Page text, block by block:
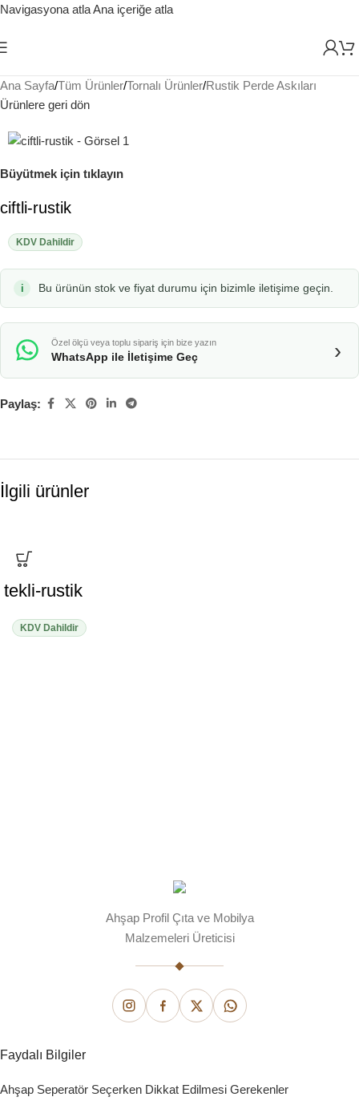
Navigasyona atlaAna içeriğe atla
Ana Sayfa/Tüm Ürünler/Tornalı Ürünler/Rustik Perde Askıları
Ürünlere geri dön
Büyütmek için tıklayın
ciftli-rustik
KDV Dahildir
Bu ürünün stok ve fiyat durumu için bizimle iletişime geçin.
Özel ölçü veya toplu sipariş için bize yazın
WhatsApp ile İletişime Geç ›
Paylaş:
İlgili ürünler
tekli-rustik
KDV Dahildir
Ahşap Profil Çıta ve Mobilya
Malzemeleri Üreticisi
Faydalı Bilgiler
Ahşap Seperatör Seçerken Dikkat Edilmesi Gerekenler